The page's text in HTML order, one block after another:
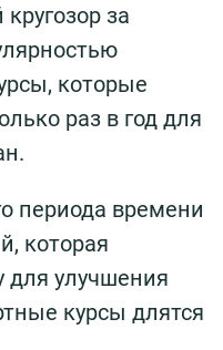
за
которые
раз в год для
периода времени
которая
для улучшения
курсы длятся